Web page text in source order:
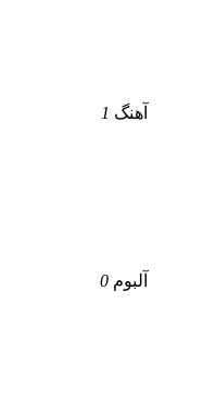
آهنگ 1
آلبوم 0